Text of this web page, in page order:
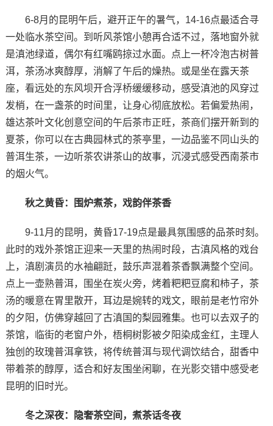
6-8月的昆明午后，避开正午的暑气，14-16点最适合寻
一处临水茶空间。到听风茶馆小憩再合适不过，落地窗外就
是滇池绿道，偶尔有红嘴鸥掠过水面。点上一杯冷泡古树普
洱，茶汤冰爽醇厚，消解了午后的燥热。或是坐在露天茶
座，看远处的东风坝开合浮桥缓缓移动，感受滇池的风穿过
发梢，在一盏茶的时间里，让身心彻底放松。若偏爱热闹，
雄达茶叶文化创意空间的午后茶市正旺，茶商们摆开新到的
夏茶，你可以在古典园林式的茶亭里，一边品鉴不同山头的
普洱生茶，一边听茶农讲茶山的故事，沉浸式感受西南茶市
的烟火气。
秋之黄昏：围炉煮茶，戏韵伴茶香‌
9-11月的昆明，黄昏17-19点是最具氛围感的品茶时刻。
此时的戏外茶馆正迎来一天里的热闹时段，古滇风格的戏台
上，滇剧演员的水袖翩跹，鼓乐声混着茶香飘满整个空间。
点上一壶熟普洱，围坐在炭火旁，烤着粑粑豆腐和柿子，茶
汤的暖意在胃里散开，耳边是婉转的戏文，眼前是老竹帘外
的夕阳，仿佛穿越回了古滇国的梨园雅集。也可以去双子的
茶馆，临街的老窗户外，梧桐树影被夕阳染成金红，主理人
独创的玫瑰普洱拿铁，将传统普洱与现代调饮结合，甜香中
带着茶的醇厚，适合和好友围坐闲聊，在光影交错中感受老
昆明的旧时光。
冬之深夜：隐奢茶空间，煮茶话冬夜‌